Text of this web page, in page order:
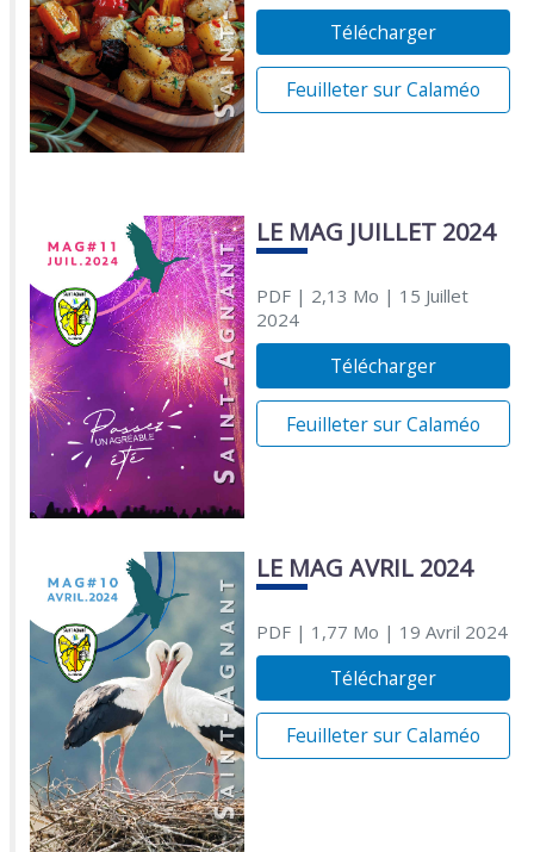
Télécharger
Feuilleter sur Calaméo
LE MAG JUILLET 2024
PDF| 2,13 Mo | 15 Juillet
2024
Télécharger
Feuilleter sur Calaméo
LE MAG AVRIL 2024
PDF| 1,77 Mo | 19 Avril 2024
Télécharger
Feuilleter sur Calaméo